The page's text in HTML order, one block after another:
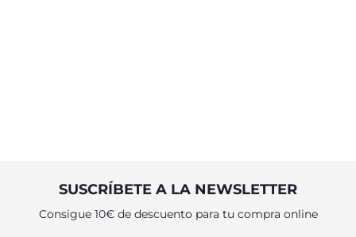
SUSCRÍBETE A LA NEWSLETTER
Consigue 10€ de descuento para tu compra online